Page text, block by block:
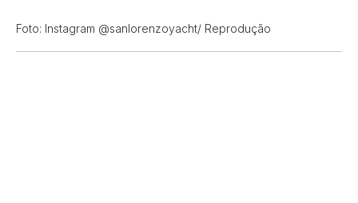
Foto: Instagram @sanlorenzoyacht/ Reprodução